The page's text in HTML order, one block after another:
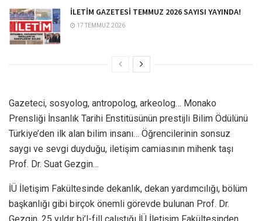
İLETİM GAZETESİ TEMMUZ 2026 SAYISI YAYINDA!
17 TEMMUZ 2026
Gazeteci, sosyolog, antropolog, arkeolog… Monako
Prensliği İnsanlık Tarihi Enstitüsünün prestijli Bilim Ödülünü
Türkiye’den ilk alan bilim insanı… Öğrencilerinin sonsuz
saygı ve sevgi duyduğu, iletişim camiasının mihenk taşı
Prof. Dr. Suat Gezgin…
İÜ İletişim Fakültesinde dekanlık, dekan yardımcılığı, bölüm
başkanlığı gibi birçok önemli görevde bulunan Prof. Dr.
Gezgin, 25 yıldır bi’l-fill çalıştığı İÜ İletişim Fakültesinden